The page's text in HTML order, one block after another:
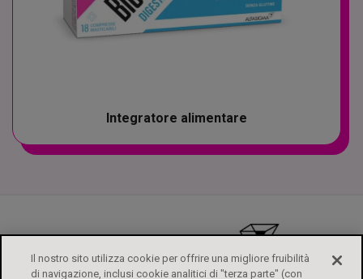
Integratore alimentare
Il nostro sito utilizza cookie per offrire una migliore fruibilità
di navigazione, inclusi cookie analitici di "terza parte" (con